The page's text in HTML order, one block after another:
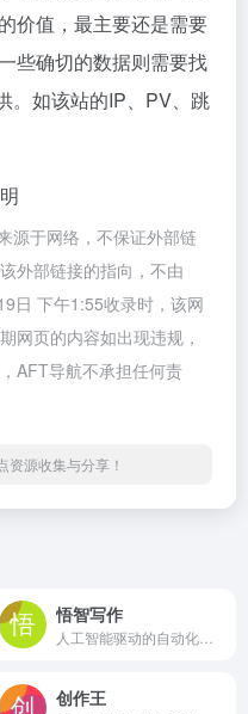
价值，最主要还是需要
些确切的数据则需要找
。如该站的IP、PV、跳
源于网络，不保证外部链
外部链接的指向，不由
日 下午1:55收录时，该网
网页的内容如出现违规，
AFT导航不承担任何责
资源收集与分享！
悟智写作
创作王